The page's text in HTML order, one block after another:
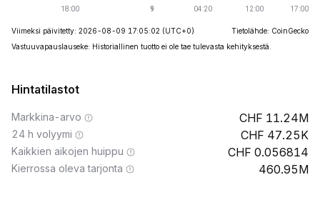
Viimeksi päivitetty: 2026-08-09 17:05:02 (UTC+0)
Tietolähde: CoinGecko
Vastuuvapauslauseke: Historiallinen tuotto ei ole tae tulevasta kehityksestä.
Hintatilastot
Markkina-arvo 11.24M
24 h volyymi 47.25K
Kaikkien aikojen huippu 0.056814
Kierrossa oleva tarjonta 460.95M